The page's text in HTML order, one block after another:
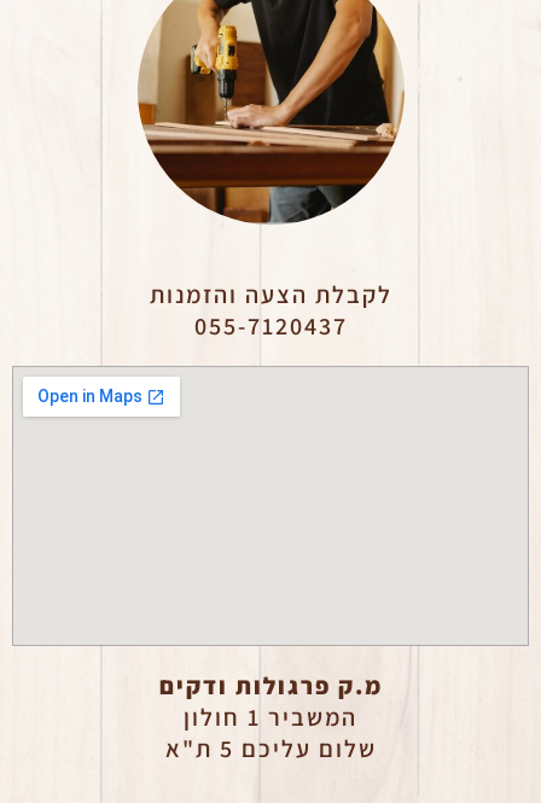
לקבלת הצעה והזמנות
055-7120437
מ.ק פרגולות ודקים
המשביר 1 חולון
שלום עליכם 5 ת"א